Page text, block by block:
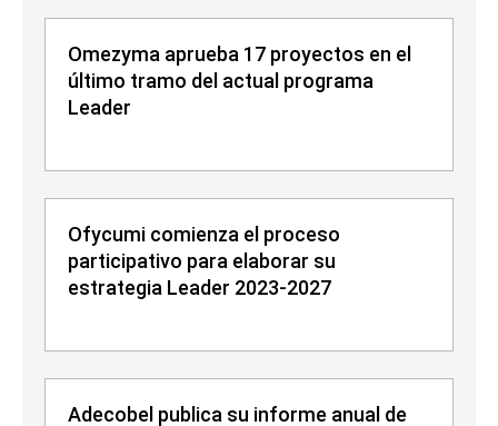
Omezyma aprueba 17 proyectos en el
último tramo del actual programa
Leader
Ofycumi comienza el proceso
participativo para elaborar su
estrategia Leader 2023-2027
Adecobel publica su informe anual de